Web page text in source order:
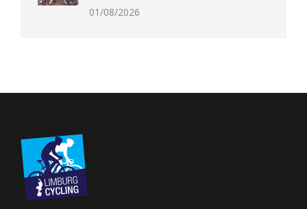
01/08/2026